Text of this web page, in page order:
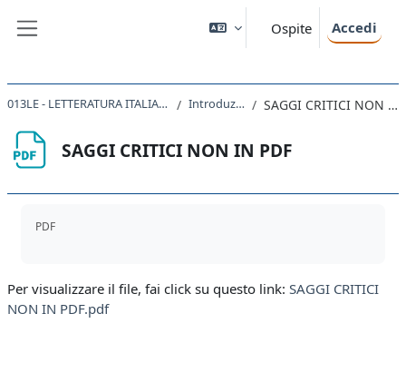
Ospite Accedi
013LE - LETTERATURA ITALIANA 2020 Introduzione SAGGI CRITICI NON IN PDF
SAGGI CRITICI NON IN PDF
PDF
Per visualizzare il file, fai click su questo link: SAGGI CRITICI
NON IN PDF.pdf